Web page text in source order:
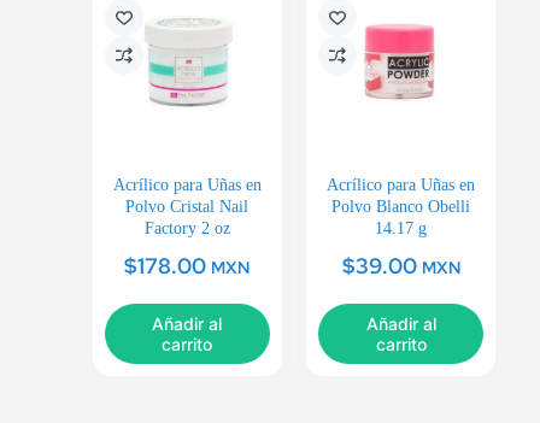
Acrílico para Uñas en
Polvo Cristal Nail
Factory 2 oz
$178.00 MXN
Añadir al
carrito
Acrílico para Uñas en
Polvo Blanco Obelli
14.17 g
$39.00 MXN
Añadir al
carrito